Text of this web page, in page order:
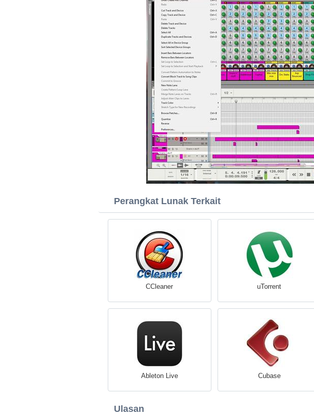
Perangkat Lunak Terkait
CCleaner uTorrent
Ableton Live Cubase
Ulasan